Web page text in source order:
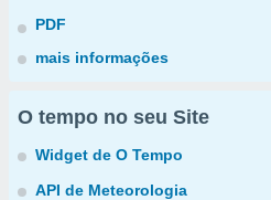
PDF
mais informações
O tempo no seu Site
Widget de O Tempo
API de Meteorologia